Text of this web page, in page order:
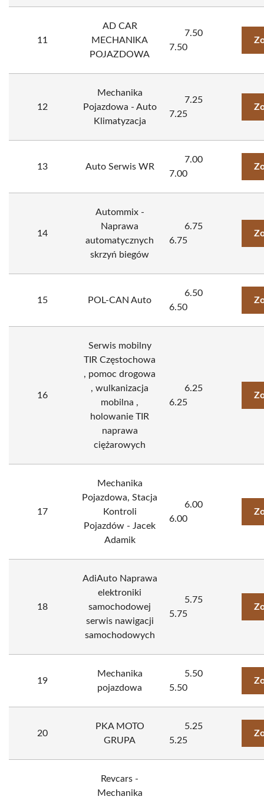
11
AD CAR
MECHANIKA
POJAZDOWA
7.50
7.50
12
Mechanika
Pojazdowa - Auto
Klimatyzacja
7.25
7.25
13 Auto Serwis WR
7.00
7.00
14
Autommix -
Naprawa
automatycznych
skrzyń biegów
6.75
6.75
15 POL-CAN Auto
6.50
6.50
16
Serwis mobilny
TIR Częstochowa
, pomoc drogowa
, wulkanizacja
mobilna ,
holowanie TIR
naprawa
ciężarowych
6.25
6.25
17
Mechanika
Pojazdowa, Stacja
Kontroli
Pojazdów - Jacek
Adamik
6.00
6.00
18
AdiAuto Naprawa
elektroniki
samochodowej
serwis nawigacji
samochodowych
5.75
5.75
19
Mechanika
pojazdowa
5.50
5.50
20
PKA MOTO
GRUPA
5.25
5.25
Revcars -
Mechanika